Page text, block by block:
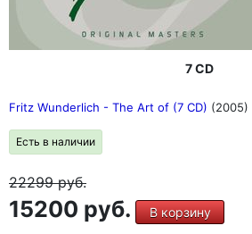
7 CD
Fritz Wunderlich - The Art of (7 CD) (2005)
Есть в наличии
22299руб.
15200 руб. В корзину